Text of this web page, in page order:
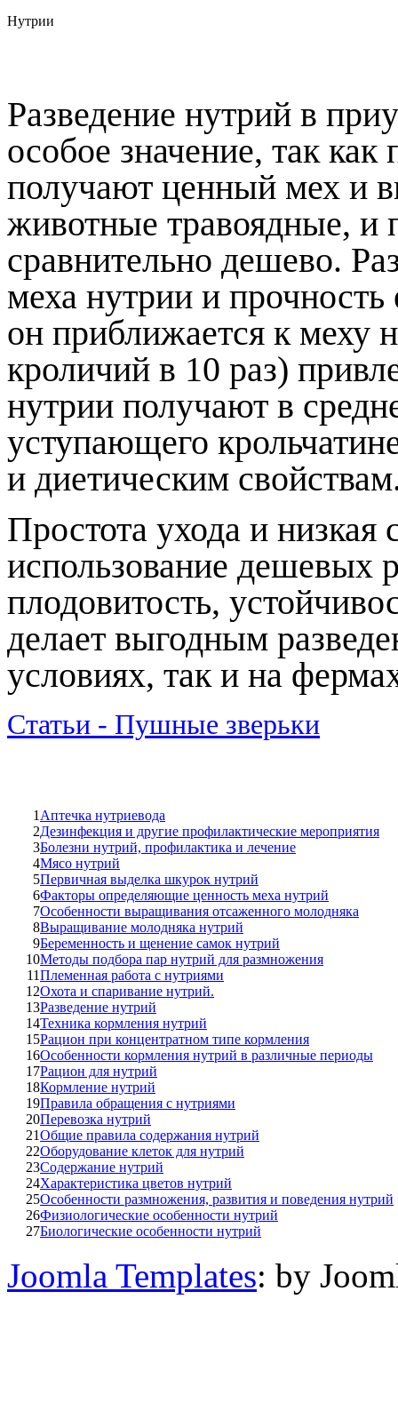
Нутрии
Разведение нутрий в
особое значение, так
получают ценный мех и
животные травоядные, и
сравнительно дешево.
меха нутрии и прочность
он приближается к меху
кроличий в 10 раз)
нутрии получают в
уступающего
и диетическим
Простота ухода и низкая
использование дешевых
плодовитость,
делает выгодным
условиях, так и на
Статьи - Пушные зверьки
1 Аптечка нутриевода
2Дезинфекция и другие профилактические мероприятия
3Болезни нутрий, профилактика и лечение
4Мясо нутрий
5Первичная выделка шкурок нутрий
6Факторы определяющие ценность меха нутрий
7Особенности выращивания отсаженного молодняка
8Выращивание молодняка нутрий
9Беременность и щенение самок нутрий
10Методы подбора пар нутрий для размножения
11Племенная работа с нутриями
12Охота и спаривание нутрий.
13Разведение нутрий
14Техника кормления нутрий
15Рацион при концентратном типе кормления
16Особенности кормления нутрий в различные периоды
17Рацион для нутрий
18Кормление нутрий
19Правила обращения с нутриями
20Перевозка нутрий
21Общие правила содержания нутрий
22Оборудование клеток для нутрий
23Содержание нутрий
24Характеристика цветов нутрий
25Особенности размножения, развития и поведения нутрий
26Физиологические особенности нутрий
27Биологические особенности нутрий
Joomla Templates: by